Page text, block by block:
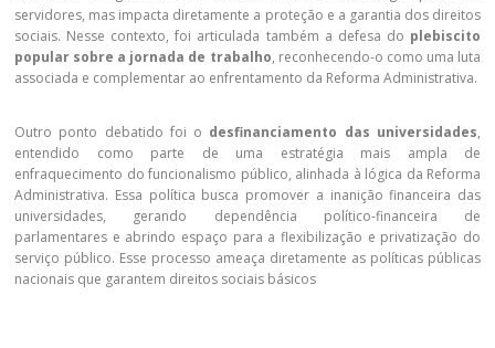
servidores, mas impacta diretamente a proteção e a garantia dos direitos
sociais. Nesse contexto, foi articulada também a defesa do plebiscito
popular sobre a jornada de trabalho, reconhecendo-o como uma luta
associada e complementar ao enfrentamento da Reforma Administrativa.
Outro ponto debatido foi o desfinanciamento das universidades,
entendido como parte de uma estratégia mais ampla de
enfraquecimento do funcionalismo público, alinhada à lógica da Reforma
Administrativa. Essa política busca promover a inanição financeira das
universidades, gerando dependência político-financeira de
parlamentares e abrindo espaço para a flexibilização e privatização do
serviço público. Esse processo ameaça diretamente as políticas públicas
nacionais que garantem direitos sociais básicos